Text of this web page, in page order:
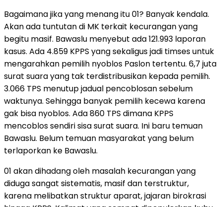
Bagaimana jika yang menang itu 01? Banyak kendala.
Akan ada tuntutan di MK terkait kecurangan yang
begitu masif. Bawaslu menyebut ada 121.993 laporan
kasus. Ada 4.859 KPPS yang sekaligus jadi timses untuk
mengarahkan pemilih nyoblos Paslon tertentu. 6,7 juta
surat suara yang tak terdistribusikan kepada pemilih.
3.066 TPS menutup jadual pencoblosan sebelum
waktunya. Sehingga banyak pemilih kecewa karena
gak bisa nyoblos. Ada 860 TPS dimana KPPS
mencoblos sendiri sisa surat suara. Ini baru temuan
Bawaslu. Belum temuan masyarakat yang belum
terlaporkan ke Bawaslu.
01 akan dihadang oleh masalah kecurangan yang
diduga sangat sistematis, masif dan terstruktur,
karena melibatkan struktur aparat, jajaran birokrasi